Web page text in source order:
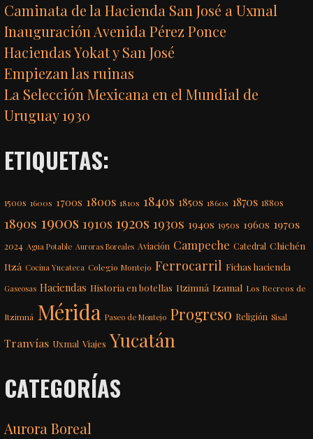
Caminata de la Hacienda San José a Uxmal
Inauguración Avenida Pérez Ponce
Haciendas Yokat y San José
Empiezan las ruinas
La Selección Mexicana en el Mundial de
Uruguay 1930
ETIQUETAS:
1500s 1600s 1700s 1800s 1810s 1840s 1850s 1860s 1870s 1880s
1890s 1900s 1910s 1920s 1930s 1940s 1950s 1960s 1970s
2024 Agua Potable Auroras Boreales Aviación Campeche Catedral Chichén
Itzá Cocina Yucateca Colegio Montejo Ferrocarril Fichas hacienda
Gaseosas Haciendas Historia en botellas Itzimná Izamal Los Recreos de
Itzimná Mérida Paseo de Montejo Progreso Religión Sisal
Tranvías Uxmal Viajes Yucatán
CATEGORÍAS
Aurora Boreal